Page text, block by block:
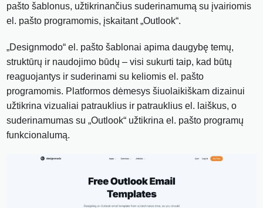
pašto šablonus, užtikrinančius suderinamumą su įvairiomis
el. pašto programomis, įskaitant „Outlook“.
„Designmodo“ el. pašto šablonai apima daugybę temų,
struktūrų ir naudojimo būdų – visi sukurti taip, kad būtų
reaguojantys ir suderinami su keliomis el. pašto
programomis. Platformos dėmesys šiuolaikiškam dizainui
užtikrina vizualiai patrauklius ir patrauklius el. laiškus, o
suderinamumas su „Outlook“ užtikrina el. pašto programų
funkcionalumą.